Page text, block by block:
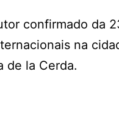
confirmado da
na
de la Cerda.